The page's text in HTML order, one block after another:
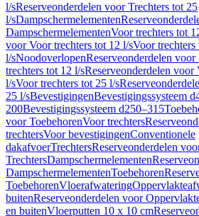
l/sReserveonderdelen voor Trechters tot 25
l/sDampschermelementen
DampschermelementenVoor trechters tot
voor Voor trechters tot 12 l/sVoor trechters
l/sNoodoverlopenReserveonderdelen
trechters tot 12 l/sReserveonderdelen voor
l/sVoor trechters tot 25 l/s
25 l/sBevestigingenBevestigingssysteem
200Bevestigingssysteem d250–315
voor ToebehorenVoor trechters
trechtersVoor bevestigingenConventionele
dakafvoerTrechtersReserveonderdelen
TrechtersDampschermelementen
DampschermelementenToebehoren
ToebehorenVloerafwatering
buitenReserveonderdelen voor
en buitenVloerputten 10 x 10 cm